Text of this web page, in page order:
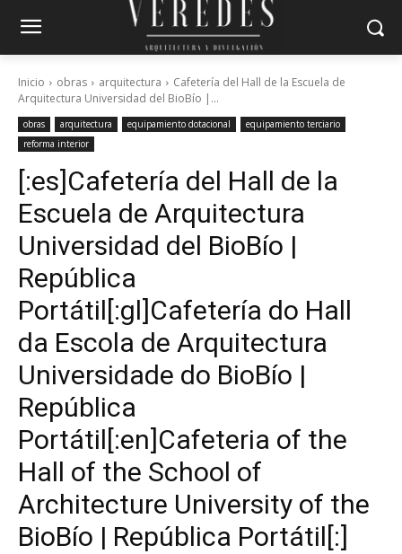
Inicio obras arquitectura
Cafetería del Hall de la Escuela de
Arquitectura Universidad del BioBío |...
obras arquitectura equipamiento dotacional
equipamiento terciario
reforma interior
[:es]Cafetería del Hall de la
Escuela de Arquitectura
Universidad del BioBío |
República
Portátil[:gl]Cafetería do Hall
da Escola de Arquitectura
Universidade do BioBío |
República
Portátil[:en]Cafeteria of the
Hall of the School of
Architecture University of the
BioBío | República Portátil[:]